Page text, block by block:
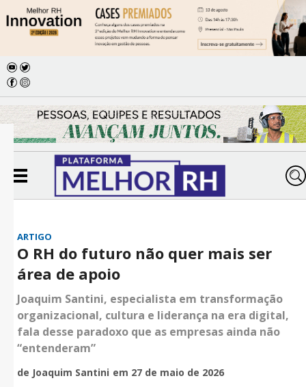
ARTIGO
O RH do futuro não quer mais ser
área de apoio
Joaquim Santini, especialista em transformação
organizacional, cultura e liderança na era digital,
fala desse paradoxo que as empresas ainda não
“entenderam”
de Joaquim Santini em 27 de maio de 2026